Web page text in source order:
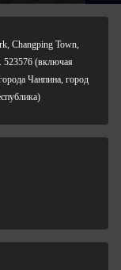
Changping Town,
523576 (включая
Чанпина, город